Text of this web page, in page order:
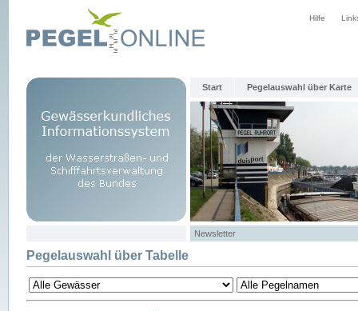
Hilfe
Start Pegelauswahl über Karte
Newsletter
Pegelauswahl über Tabelle